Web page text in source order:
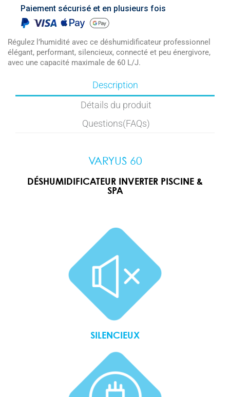
Paiement sécurisé et en plusieurs fois
Régulez l’humidité avec ce déshumidificateur professionnel
élégant, performant, silencieux, connecté et peu énergivore,
avec une capacité maximale de 60 L/J.
Description
Détails du produit
Questions(FAQs)
VARYUS 60
DÉSHUMIDIFICATEUR INVERTER PISCINE &
SPA
SILENCIEUX